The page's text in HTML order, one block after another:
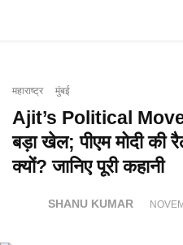
महाराष्ट्र मुंबई
Ajit’s Political Move:
बड़ा खेल; पीएम मोदी की
क्यों? जानिए पूरी कहानी
SHANU KUMAR